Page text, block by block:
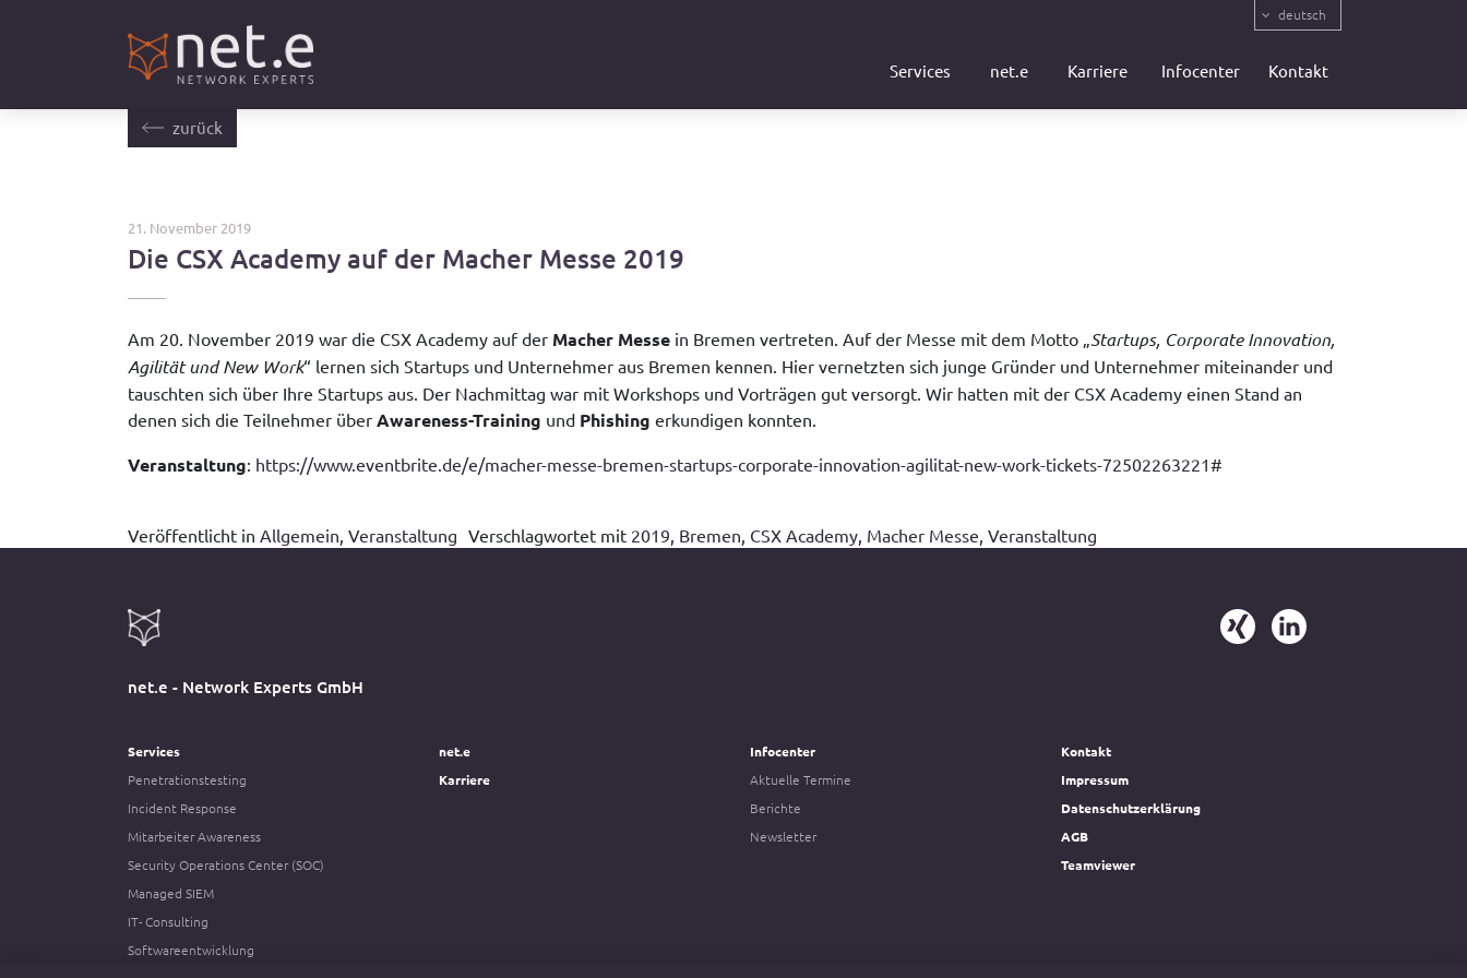
deutsch
Services net.e Karriere Infocenter Kontakt
zurück
21. November 2019
Die CSX Academy auf der Macher Messe 2019
Am 20. November 2019 war die CSX Academy auf der Macher Messe in Bremen vertreten. Auf der Messe mit dem Motto „Startups, Corporate Innovation,
Agilität und New Work“ lernen sich Startups und Unternehmer aus Bremen kennen. Hier vernetzten sich junge Gründer und Unternehmer miteinander und
tauschten sich über Ihre Startups aus. Der Nachmittag war mit Workshops und Vorträgen gut versorgt. Wir hatten mit der CSX Academy einen Stand an
denen sich die Teilnehmer über Awareness-Training und Phishing erkundigen konnten.
Veranstaltung: https://www.eventbrite.de/e/macher-messe-bremen-startups-corporate-innovation-agilitat-new-work-tickets-72502263221#
Veröffentlicht in Allgemein, Veranstaltung Verschlagwortet mit 2019, Bremen, CSX Academy, Macher Messe, Veranstaltung
net.e - Network Experts GmbH
Services
Penetrationstesting
Incident Response
Mitarbeiter Awareness
Security Operations Center (SOC)
Managed SIEM
IT- Consulting
Softwareentwicklung
net.e
Karriere
Infocenter
Aktuelle Termine
Berichte
Newsletter
Kontakt
Impressum
Datenschutzerklärung
AGB
Teamviewer